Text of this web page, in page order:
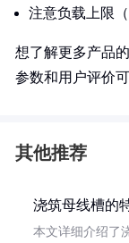
注意负载上限
想了解更多产品
参数和用户评价
其他推荐
浇筑母线槽的
本文详细介绍了